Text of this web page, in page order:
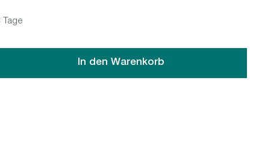
Tage
Wert ein oder benutze die Schaltflächen um die
In den Warenkorb